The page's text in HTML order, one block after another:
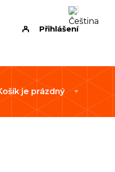
Přihlášení
je prázdný